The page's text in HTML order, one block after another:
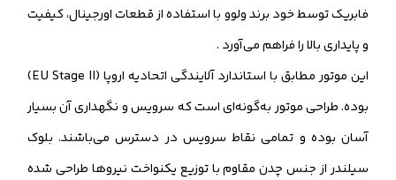
فابریک توسط خود برند ولوو با استفاده از قطعات اورجینال، کیفیت
و پایداری بالا را فراهم می‌آورد .
این موتور مطابق با استاندارد آلایندگی اتحادیه اروپا (EU Stage II)
بوده. طراحی موتور به‌گونه‌ای است که سرویس و نگهداری آن بسیار
آسان بوده و تمامی نقاط سرویس در دسترس می‌باشند. بلوک
سیلندر از جنس چدن مقاوم با توزیع یکنواخت نیروها طراحی شده